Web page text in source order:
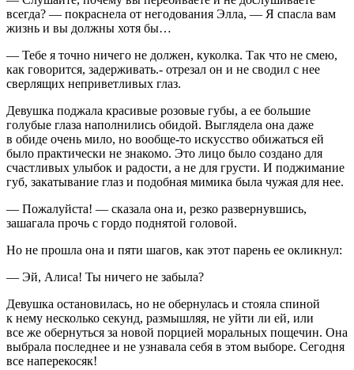
всегда? — покраснела от негодования Элла, — Я спасла вам
жизнь и вы должны хотя бы…
— Тебе я точно ничего не должен, куколка. Так что не смею,
как говорится, задерживать.- отрезал он и не сводил с нее
сверлящих неприветливых глаз.
Девушка поджала красивые розовые губы, а ее большие
голубые глаза наполнились обидой. Выглядела она даже
в обиде очень мило, но вообще-то искусство обижаться ей
было практически не знакомо. Это лицо было создано для
счастливых улыбок и радости, а не для грусти. И поджимание
губ, закатывание глаз и подобная мимика была чужая для нее.
— Пожалуйста! — сказала она и, резко развернувшись,
зашагала прочь с гордо поднятой головой.
Но не прошла она и пяти шагов, как этот парень ее окликнул:
— Эй, Алиса! Ты ничего не забыла?
Девушка остановилась, но не обернулась и стояла спиной
к нему несколько секунд, размышляя, не уйти ли ей, или
все же обернуться за новой порцией моральных пощечин. Она
выбрала последнее и не узнавала себя в этом выборе. Сегодня
все наперекосяк!